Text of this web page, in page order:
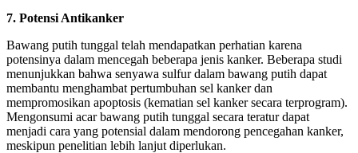
7. Potensi Antikanker
Bawang putih tunggal telah mendapatkan perhatian karena
potensinya dalam mencegah beberapa jenis kanker. Beberapa studi
menunjukkan bahwa senyawa sulfur dalam bawang putih dapat
membantu menghambat pertumbuhan sel kanker dan
mempromosikan apoptosis (kematian sel kanker secara terprogram).
Mengonsumi acar bawang putih tunggal secara teratur dapat
menjadi cara yang potensial dalam mendorong pencegahan kanker,
meskipun penelitian lebih lanjut diperlukan.